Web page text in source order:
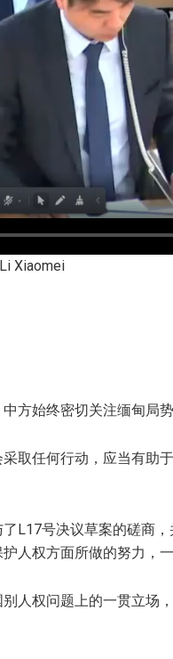
Xiaomei
方始终密切关注缅甸局
取任何行动，应当有助
L17号决议草案的磋商
人权方面所做的努力，
人权问题上的一贯立场